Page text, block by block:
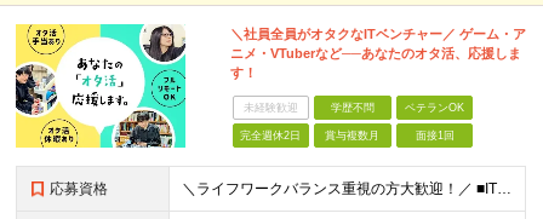
＼社員全員がオタクなITベンチャー／ ゲーム・ア
ニメ・VTuberなど──あなたのオタ活、応援しま
す！
未経験歓迎 学歴不問 ベテランOK
完全週休2日 賞与複数月 面接1回
応募資格 ＼ライフワークバランス重視の方大歓迎！／ ■IT業界で何かしらの実務経験をお持ちの方（1年以上） ※技術領域や工程は不問です。 ＼こんな方はぜひご応募ください！／ ★何かに熱中できる方 ★趣味も仕事